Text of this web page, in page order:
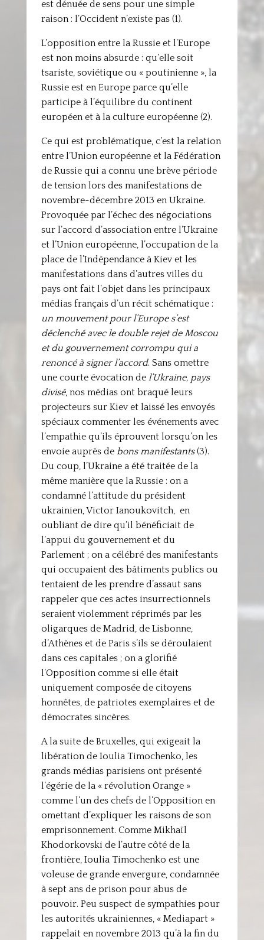
est dénuée de sens pour une simple
raison : l’Occident n’existe pas (1).
L’opposition entre la Russie et l’Europe
est non moins absurde : qu’elle soit
tsariste, soviétique ou « poutinienne », la
Russie est en Europe parce qu’elle
participe à l’équilibre du continent
européen et à la culture européenne (2).
Ce qui est problématique, c’est la relation
entre l’Union européenne et la Fédération
de Russie qui a connu une brève période
de tension lors des manifestations de
novembre-décembre 2013 en Ukraine.
Provoquée par l’échec des négociations
sur l’accord d’association entre l’Ukraine
et l’Union européenne, l’occupation de la
place de l’Indépendance à Kiev et les
manifestations dans d’autres villes du
pays ont fait l’objet dans les principaux
médias français d’un récit schématique :
un mouvement pour l’Europe s’est
déclenché avec le double rejet de Moscou
et du gouvernement corrompu qui a
renoncé à signer l’accord. Sans omettre
une courte évocation de l’Ukraine, pays
divisé, nos médias ont braqué leurs
projecteurs sur Kiev et laissé les envoyés
spéciaux commenter les événements avec
l’empathie qu’ils éprouvent lorsqu’on les
envoie auprès de bons manifestants(3).
Du coup, l’Ukraine a été traitée de la
même manière que la Russie : on a
condamné l’attitude du président
ukrainien, Victor Ianoukovitch, en
oubliant de dire qu’il bénéficiait de
l’appui du gouvernement et du
Parlement ; on a célébré des manifestants
qui occupaient des bâtiments publics ou
tentaient de les prendre d’assaut sans
rappeler que ces actes insurrectionnels
seraient violemment réprimés par les
oligarques de Madrid, de Lisbonne,
d’Athènes et de Paris s’ils se déroulaient
dans ces capitales ; on a glorifié
l’Opposition comme si elle était
uniquement composée de citoyens
honnêtes, de patriotes exemplaires et de
démocrates sincères.
A la suite de Bruxelles, qui exigeait la
libération de Ioulia Timochenko, les
grands médias parisiens ont présenté
l’égérie de la « révolution Orange »
comme l’un des chefs de l’Opposition en
omettant d’expliquer les raisons de son
emprisonnement. Comme Mikhaïl
Khodorkovski de l’autre côté de la
frontière, Ioulia Timochenko est une
voleuse de grande envergure, condamnée
à sept ans de prison pour abus de
pouvoir. Peu suspect de sympathies pour
les autorités ukrainiennes, « Mediapart »
rappelait en novembre 2013 qu’à la fin du